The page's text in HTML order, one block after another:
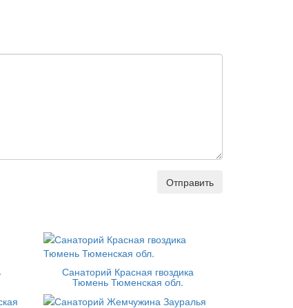
Отправить
Санаторий Красная гвоздика
Тюмень Тюменская обл.